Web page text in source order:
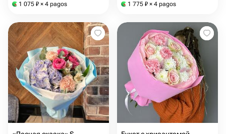
1 075 ₽ × 4 pagos 1 775 ₽ × 4 pagos